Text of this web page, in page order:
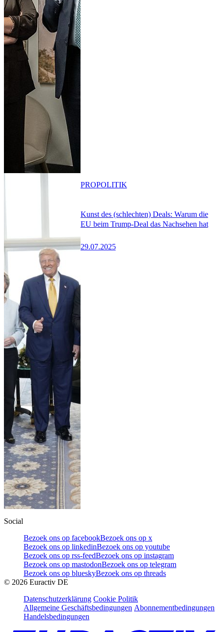
Kunst des (schlechten) Deals: Warum die
EU beim Trump-Deal das Nachsehen hat
29.07.2025
PROPOLITIK
Social
Bezoek ons op facebookBezoek ons op x
Bezoek ons op linkedinBezoek ons op youtube
Bezoek ons op rss-feedBezoek ons op instagram
Bezoek ons op mastodonBezoek ons op telegram
Bezoek ons op blueskyBezoek ons op threads
© 2026 Euractiv DE
Datenschutzerklärung Cookie Politik
Allgemeine Geschäftsbedingungen Abonnementbedingungen
Handelsbedingungen